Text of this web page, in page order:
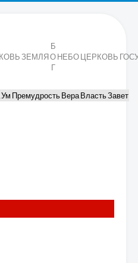
ЗЕМЛЯ
Б
О
Г
НЕБОЦЕРКОВЬ
Ум ПремудростьВераВластьЗавет